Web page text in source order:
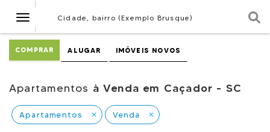
NavegaçãoCidade, bairro (Exemplo Brusque)
COMPRAR ALUGAR IMÓVEIS NOVOS
Apartamentos à Venda em Caçador - SC
Apartamentos close Venda close